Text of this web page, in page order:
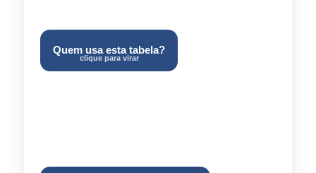
Quem usa esta tabela?
clique para virar
Empregado, empregado doméstico e trabalhador
avulso — alíquotas de 7,5% a 14%.